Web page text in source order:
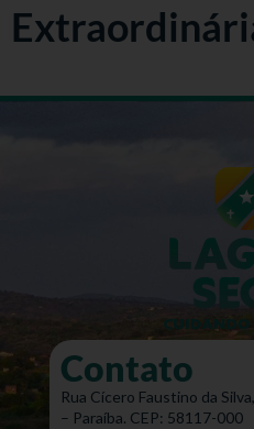
Contato
Rua Cícero Faustino da
– Paraíba. CEP: 58117-000